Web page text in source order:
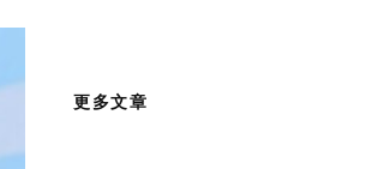
更多文章